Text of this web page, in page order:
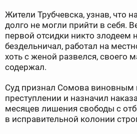
Жители Трубчевска, узнав, что
долго не могли прийти в себя.
первой отсидки никто злодеем
бездельничал, работал на
хоть с женой развелся, своего
содержал.
Суд признал Сомова виновным
преступлении и назначил
месяцев лишения свободы с
в исправительной колонии